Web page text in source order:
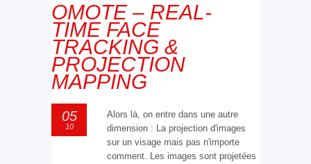
OMOTE – REAL-
TIME FACE
TRACKING &
PROJECTION
MAPPING
05
10
Alors là, on entre dans une autre
dimension : La projection d'images
sur un visage mais pas n'importe
comment. Les images sont projetées